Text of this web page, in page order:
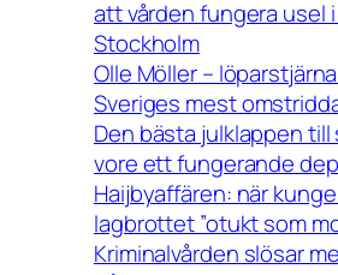
att vården fungera usel
Stockholm
Olle Möller –
Sveriges mest
Den bästa julklappen
vore ett fungerande
Haijbyaffären: när
lagbrottet ”otukt som
Kriminalvården slösar